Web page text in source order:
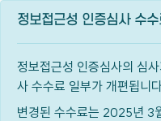
정보접근성 인증심사 수
정보접근성 인증심사의 심
사 수수료 일부가 개편됩니
변경된 수수료는 2025년 3